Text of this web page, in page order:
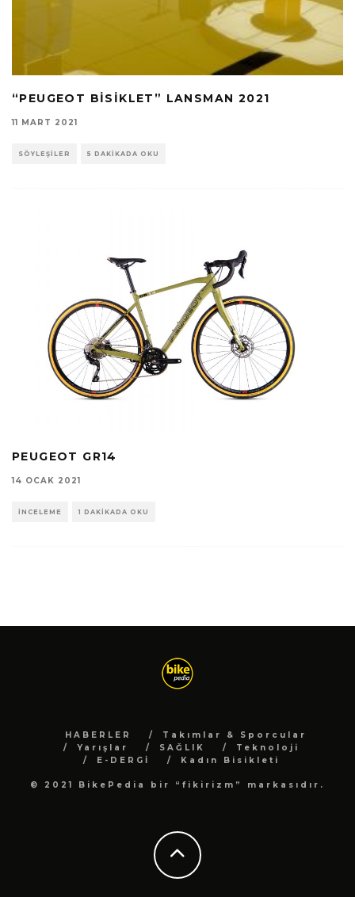
“PEUGEOT BISIKLET” LANSMAN 2021
11 MART 2021
SÖYLEŞILER 5 DAKIKADA OKU
PEUGEOT GR14
14 OCAK 2021
İNCELEME 1 DAKIKADA OKU
HABERLER
Takımlar & Sporcular
Yarışlar
SAĞLIK
Teknoloji
E-DERGİ
Kadın Bisikleti
© 2021 BikePedia bir “fikirizm” markasıdır.